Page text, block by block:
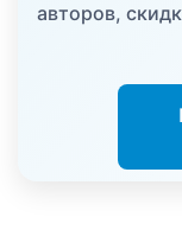
авторов,